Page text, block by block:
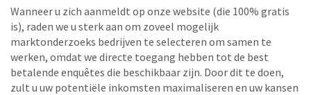
Wanneer u zich aanmeldt op onze website (die 100% gratis
is), raden we u sterk aan om zoveel mogelijk
marktonderzoeks bedrijven te selecteren om samen te
werken, omdat we directe toegang hebben tot de best
betalende enquêtes die beschikbaar zijn. Door dit te doen,
zult u uw potentiële inkomsten maximaliseren en uw kansen